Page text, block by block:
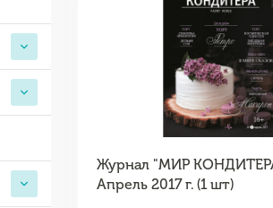
Журнал "МИР
Апрель 2017 г. (1 шт)